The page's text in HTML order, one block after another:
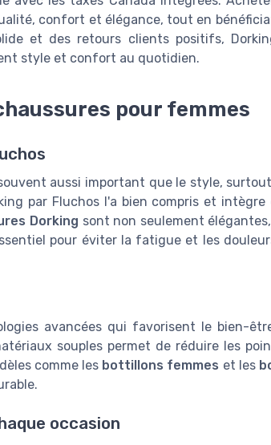
confort et élégance, tout en
et des retours clients positifs,
style et confort au quotidien.
pour femmes
aussi important que le style,
par Fluchos l'a bien compris et
Dorking sont non seulement
pour éviter la fatigue et les
avancées qui favorisent le bien-
souples permet de réduire les
comme les bottillons femmes et les
occasion